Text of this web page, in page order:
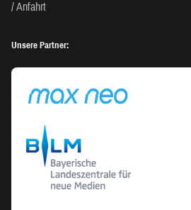
Anfahrt
Unsere Partner: